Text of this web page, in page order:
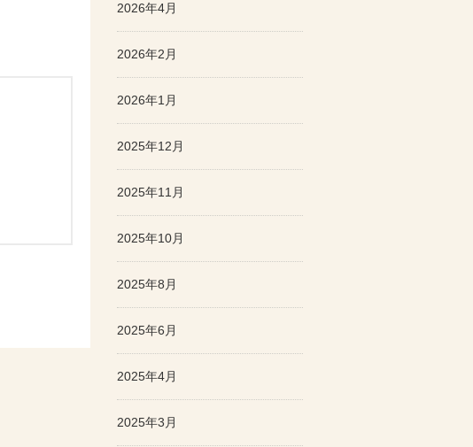
2026年4月
2026年2月
2026年1月
2025年12月
2025年11月
2025年10月
2025年8月
2025年6月
2025年4月
2025年3月